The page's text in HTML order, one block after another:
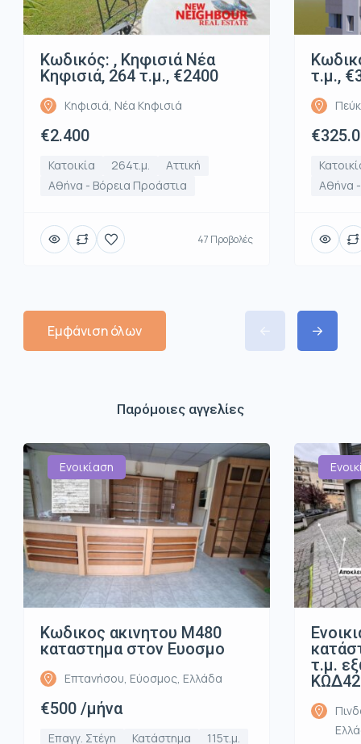
Κωδικός: , Κηφισιά Νέα
Κηφισιά, 264 τ.μ., €2400
Κηφισιά, Νέα Κηφισιά
€2.400
Κατοικία 264τ.μ.
Αττική
Αθήνα - Βόρεια Προάστια
47 Προβολές
τ.μ.,
Αθήνα
Εμφάνιση όλων
Παρόμοιες αγγελίες
Ενοικίαση
Κωδικος ακινητου Μ480
καταστημα στον Ευοσμο
Επτανήσου, Εύοσμος, Ελλάδα
€500 /μήνα
Επαγγ. Στέγη Κατάστημα 115τ.μ.
τ.μ.